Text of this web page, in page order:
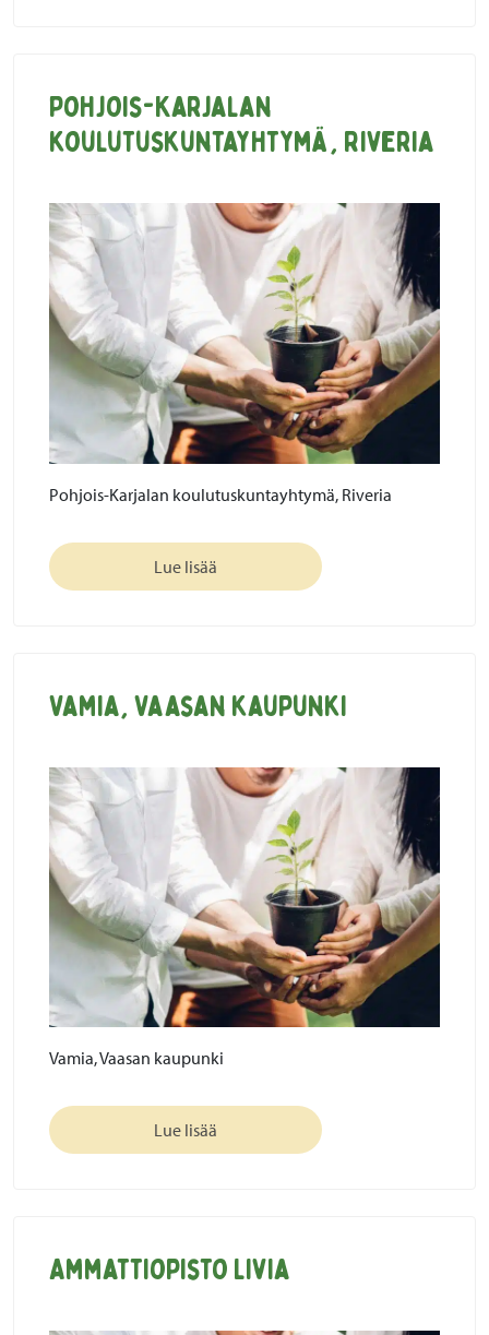
Pohjois-Karjalan
koulutuskuntayhtymä, Riveria
Pohjois-Karjalan koulutuskuntayhtymä, Riveria
Lue lisää
Vamia, Vaasan kaupunki
Vamia, Vaasan kaupunki
Lue lisää
Ammattiopisto Livia